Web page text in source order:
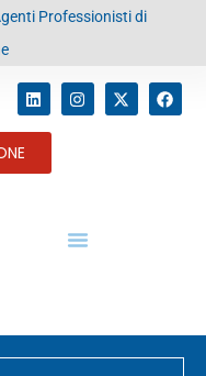
Professionisti di